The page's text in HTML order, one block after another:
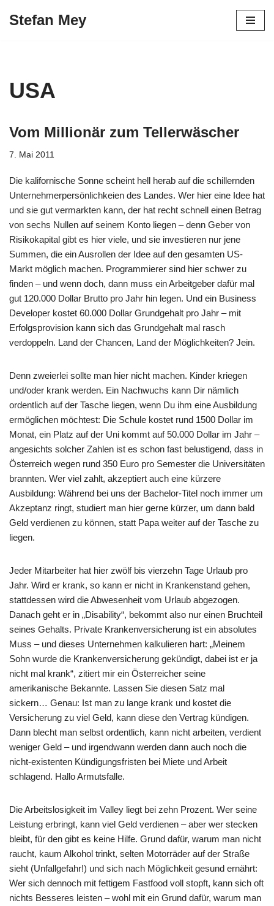
Stefan Mey
USA
Vom Millionär zum Tellerwäscher
7. Mai 2011
Die kalifornische Sonne scheint hell herab auf die schillernden
Unternehmerpersönlichkeien des Landes. Wer hier eine Idee hat
und sie gut vermarkten kann, der hat recht schnell einen Betrag
von sechs Nullen auf seinem Konto liegen – denn Geber von
Risikokapital gibt es hier viele, und sie investieren nur jene
Summen, die ein Ausrollen der Idee auf den gesamten US-
Markt möglich machen. Programmierer sind hier schwer zu
finden – und wenn doch, dann muss ein Arbeitgeber dafür mal
gut 120.000 Dollar Brutto pro Jahr hin legen. Und ein Business
Developer kostet 60.000 Dollar Grundgehalt pro Jahr – mit
Erfolgsprovision kann sich das Grundgehalt mal rasch
verdoppeln. Land der Chancen, Land der Möglichkeiten? Jein.
Denn zweierlei sollte man hier nicht machen. Kinder kriegen
und/oder krank werden. Ein Nachwuchs kann Dir nämlich
ordentlich auf der Tasche liegen, wenn Du ihm eine Ausbildung
ermöglichen möchtest: Die Schule kostet rund 1500 Dollar im
Monat, ein Platz auf der Uni kommt auf 50.000 Dollar im Jahr –
angesichts solcher Zahlen ist es schon fast belustigend, dass in
Österreich wegen rund 350 Euro pro Semester die Universitäten
brannten. Wer viel zahlt, akzeptiert auch eine kürzere
Ausbildung: Während bei uns der Bachelor-Titel noch immer um
Akzeptanz ringt, studiert man hier gerne kürzer, um dann bald
Geld verdienen zu können, statt Papa weiter auf der Tasche zu
liegen.
Jeder Mitarbeiter hat hier zwölf bis vierzehn Tage Urlaub pro
Jahr. Wird er krank, so kann er nicht in Krankenstand gehen,
stattdessen wird die Abwesenheit vom Urlaub abgezogen.
Danach geht er in „Disability“, bekommt also nur einen Bruchteil
seines Gehalts. Private Krankenversicherung ist ein absolutes
Muss – und dieses Unternehmen kalkulieren hart: „Meinem
Sohn wurde die Krankenversicherung gekündigt, dabei ist er ja
nicht mal krank“, zitiert mir ein Österreicher seine
amerikanische Bekannte. Lassen Sie diesen Satz mal
sickern… Genau: Ist man zu lange krank und kostet die
Versicherung zu viel Geld, kann diese den Vertrag kündigen.
Dann blecht man selbst ordentlich, kann nicht arbeiten, verdient
weniger Geld – und irgendwann werden dann auch noch die
nicht-existenten Kündigungsfristen bei Miete und Arbeit
schlagend. Hallo Armutsfalle.
Die Arbeitslosigkeit im Valley liegt bei zehn Prozent. Wer seine
Leistung erbringt, kann viel Geld verdienen – aber wer stecken
bleibt, für den gibt es keine Hilfe. Grund dafür, warum man nicht
raucht, kaum Alkohol trinkt, selten Motorräder auf der Straße
sieht (Unfallgefahr!) und sich nach Möglichkeit gesund ernährt:
Wer sich dennoch mit fettigem Fastfood voll stopft, kann sich oft
nichts Besseres leisten – wohl mit ein Grund dafür, warum man